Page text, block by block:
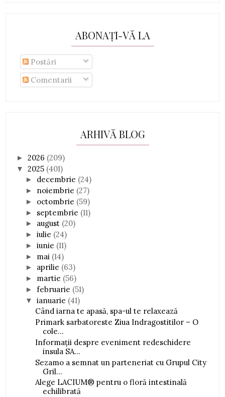
ABONAȚI-VĂ LA
Postări
Comentarii
ARHIVĂ BLOG
►2026 (209)
▼2025 (401)
► decembrie (24)
► noiembrie (27)
► octombrie (59)
► septembrie (11)
► august (20)
►iulie (24)
►iunie (11)
► mai (14)
► aprilie (63)
► martie (56)
►februarie (51)
▼ianuarie (41)
Când iarna te apasă, spa-ul te relaxează
Primark sarbatoreste Ziua Indragostitilor – O
cole...
Informații despre eveniment redeschidere
insula SA...
Sezamo a semnat un parteneriat cu Grupul City
Gril...
Alege LACIUM® pentru o floră intestinală
echilibrată